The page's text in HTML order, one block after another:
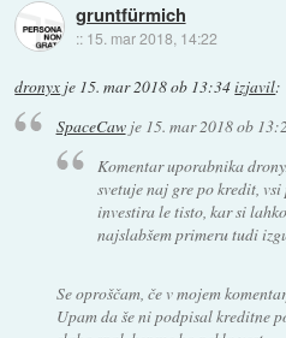
gruntfürmich
:: 15. mar 2018, 14:22
dronyx je 15. mar 2018 ob 13:34izjavil:
SpaceCawje 15. mar 2018 ob
Komentar uporabnika
svetuje naj gre po kredit, vsi
investira le tisto, kar si
najslabšem primeru tudi
Se oproščam, če v mojem
Upam da še ni podpisal kreditne